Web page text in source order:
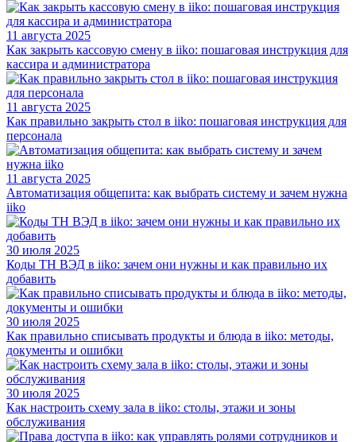
11 августа 2025
Как закрыть кассовую смену в iiko: пошаговая инструкция для
кассира и администратора
11 августа 2025
Как правильно закрыть стол в iiko: пошаговая инструкция для
персонала
11 августа 2025
Автоматизация общепита: как выбрать систему и зачем нужна
iiko
30 июля 2025
Коды ТН ВЭД в iiko: зачем они нужны и как правильно их
добавить
30 июля 2025
Как правильно списывать продукты и блюда в iiko: методы,
документы и ошибки
30 июля 2025
Как настроить схему зала в iiko: столы, этажи и зоны
обслуживания